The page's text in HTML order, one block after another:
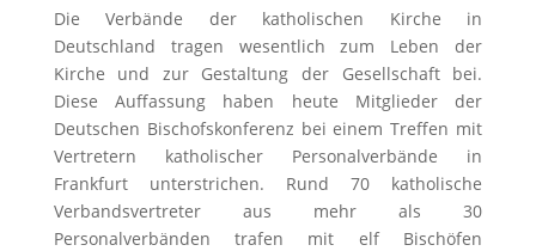
Die Verbände der katholischen Kirche in
Deutschland tragen wesentlich zum Leben der
Kirche und zur Gestaltung der Gesellschaft bei.
Diese Auffassung haben heute Mitglieder der
Deutschen Bischofskonferenz bei einem Treffen mit
Vertretern katholischer Personalverbände in
Frankfurt unterstrichen. Rund 70 katholische
Verbandsvertreter aus mehr als 30
Personalverbänden trafen mit elf Bischöfen